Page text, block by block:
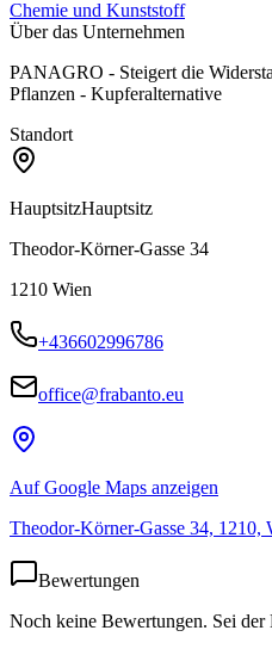
Chemie und Kunststoff
Über das Unternehmen
PANAGRO - Steigert die
Pflanzen - Kupferalternative
Standort
HauptsitzHauptsitz
Theodor-Körner-Gasse 34
1210 Wien
+436602996786
office@frabanto.eu
Auf Google Maps anzeigen
Theodor-Körner-Gasse 34, 1210,
Bewertungen
Noch keine Bewertungen. Sei der